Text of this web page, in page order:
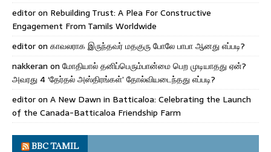
editoron Rebuilding Trust: A Plea For Constructive
Engagement From Tamils Worldwide
editoron காவலராக இருந்தவர் மதகுரு போலே பாபா ஆனது எப்படி?
nakkeran on மோதியால் தனிப்பெரும்பான்மை பெற முடியாதது ஏன்?
அவரது 4 ‘தேர்தல் அஸ்திரங்கள்’ தோல்வியடைந்தது எப்படி?
editoron A New Dawn in Batticaloa: Celebrating the Launch
of the Canada-Batticaloa Friendship Farm
BBC TAMIL